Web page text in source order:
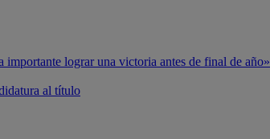
lograr una victoria antes de final de año»
al título